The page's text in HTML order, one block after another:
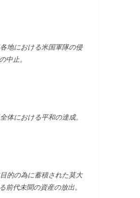
地における米国軍隊の侵
中止。
体における平和の達成。
的の為に蓄積された莫大
前代未聞の資産の放出。